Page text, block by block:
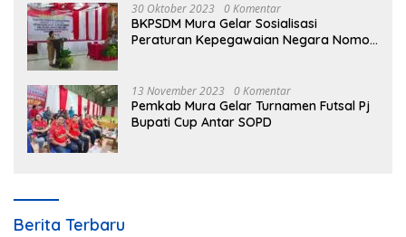
30 Oktober 2023 0 Komentar
BKPSDM Mura Gelar Sosialisasi
Peraturan Kepegawaian Negara Nomor
13 November 2023 0 Komentar
Pemkab Mura Gelar Turnamen Futsal Pj
Bupati Cup Antar SOPD
Berita Terbaru